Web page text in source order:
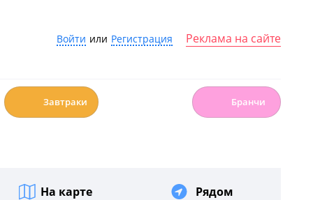
Войти или Регистрация Реклама на сайте
Завтраки Бранчи
На карте Рядом